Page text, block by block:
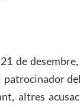
de
patrocinador
altres